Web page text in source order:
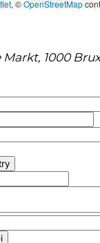
, ©OpenStreetMap
Markt, 1000